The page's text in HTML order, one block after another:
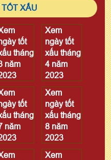
XẤU
tốt
tháng
năm
Xem
ngày tốt
xấu tháng
4 năm
2023
tốt
tháng
năm
Xem
ngày tốt
xấu tháng
8 năm
2023
Xem